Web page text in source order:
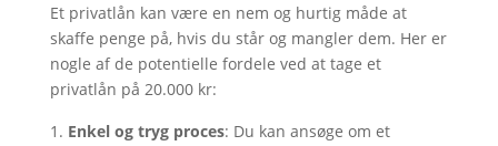
Et privatlån kan være en nem og hurtig måde at
skaffe penge på, hvis du står og mangler dem. Her er
nogle af de potentielle fordele ved at tage et
privatlån på 20.000 kr:
Enkel og tryg proces: Du kan ansøge om et